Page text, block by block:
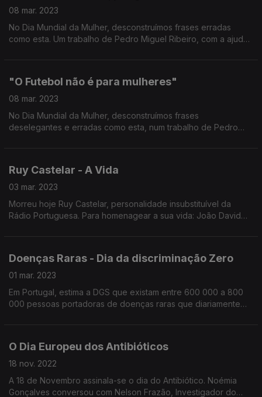
08 mar. 2023
No Dia Mundial da Mulher, desconstruímos frases erradas
como esta. Um trabalho de Pedro Miguel Ribeiro, com a ajuda
"O Futebol não é para mulheres"
08 mar. 2023
No Dia Mundial da Mulher, desconstruímos frases
deselegantes e erradas como esta, num trabalho de Pedro
Ruy Castelar - A Vida
03 mar. 2023
Morreu hoje Ruy Castelar, personalidade insubstituível da
Rádio Portuguesa. Para homenagear a sua vida: João David
Doenças Raras - Dia da discriminação Zero
01 mar. 2023
Em Portugal, estima a DGS que existam entre 600 000 a 800
000 pessoas portadoras de doenças raras que diariamente
O Dia Europeu dos Antibióticos
18 nov. 2022
A 18 de Novembro assinala-se o dia do Antibiótico. Noémia
Gonçalves conversou com Nelson Frazão, Investigador do